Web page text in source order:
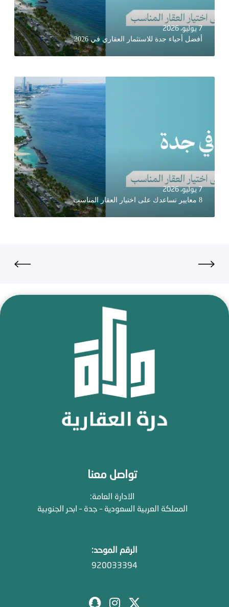
7 يوليو، 2026
أفضل أحياء جدة للاستثمار العقاري في 2026
7 يوليو، 2026
8 معايير تساعدك على اختيار العقار المناسب
تواصل معنا
الادارة العامة:
المملكة العربية السعودية – جدة – ابحر الجنوبية
الرقم الموحد:
920033394